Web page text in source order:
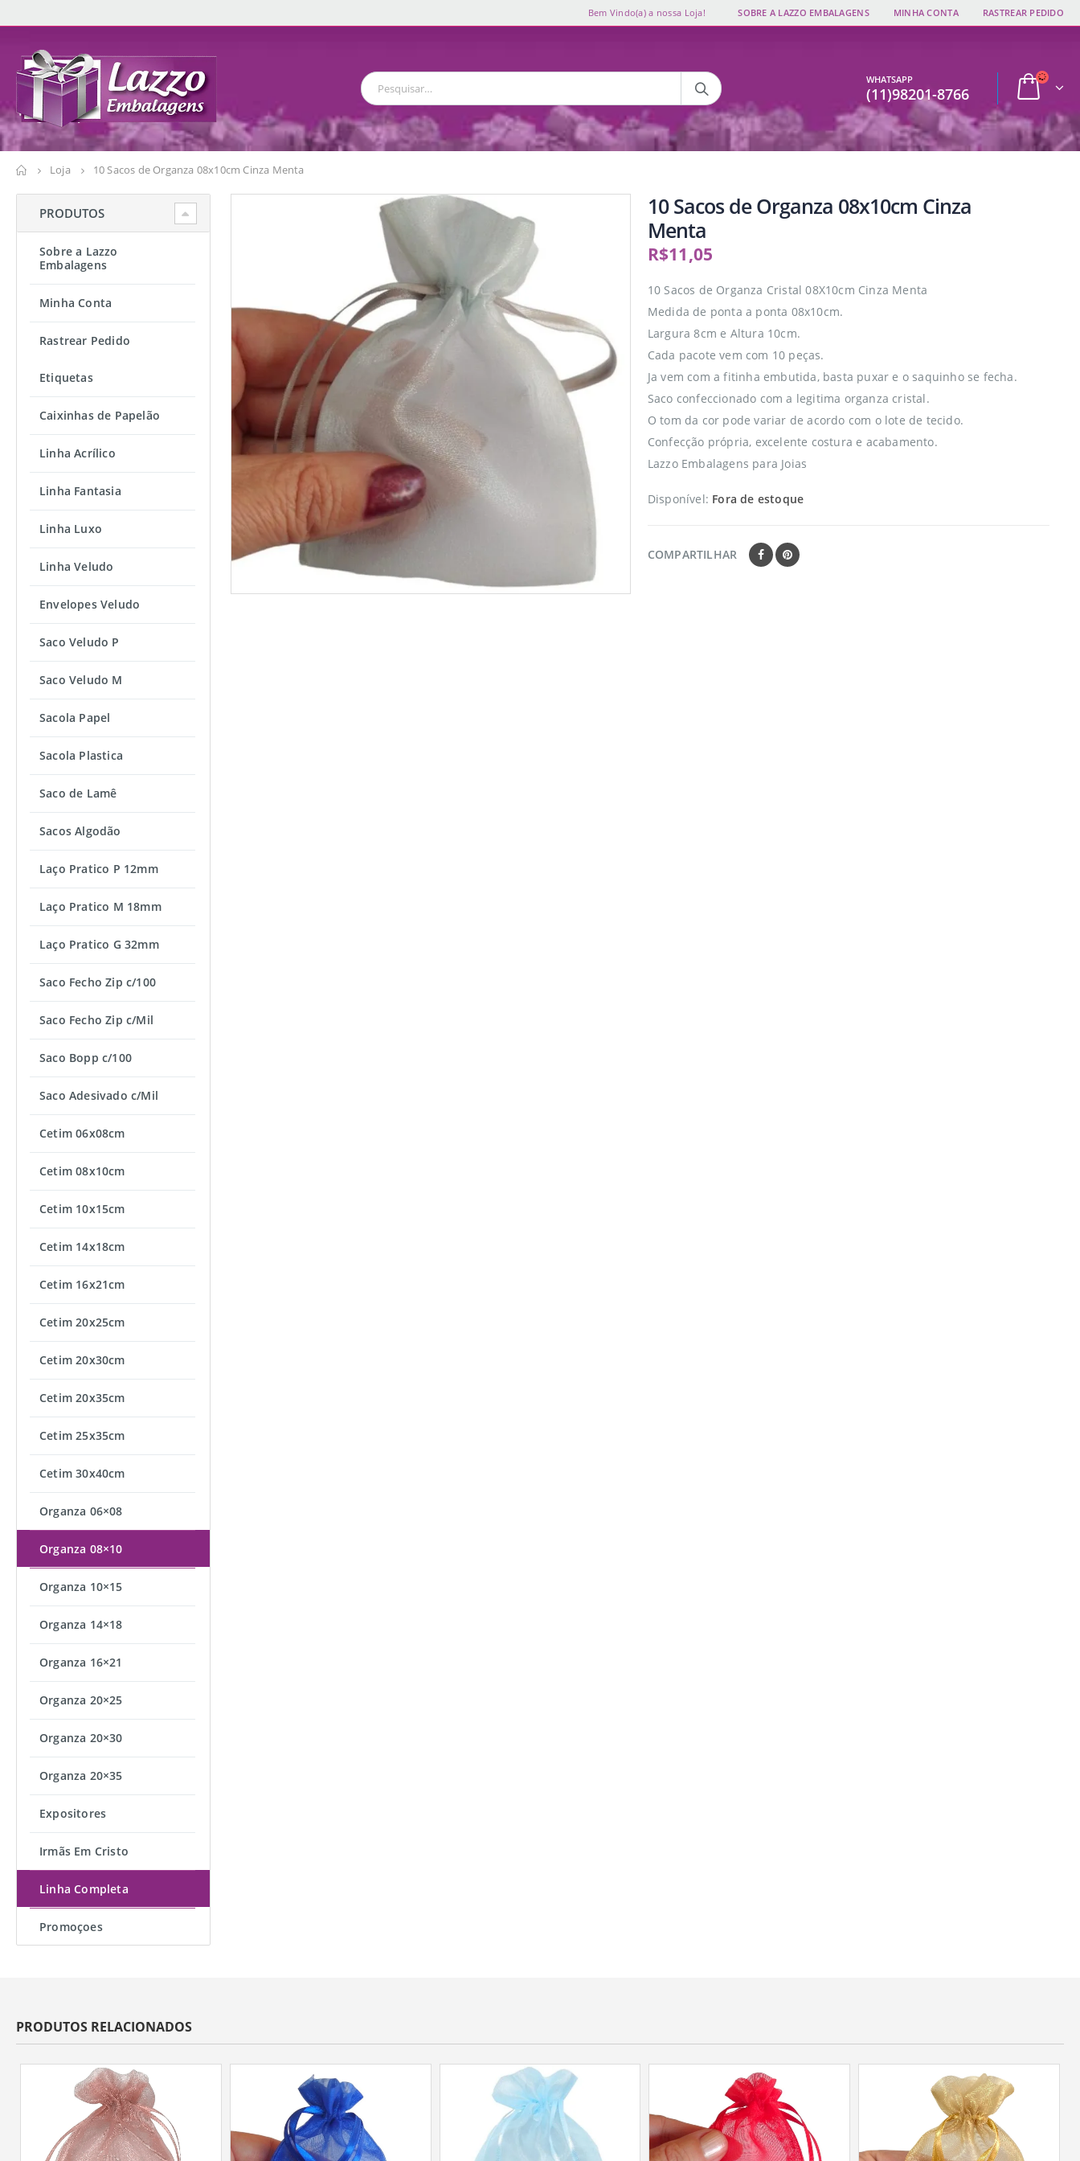
Bem Vindo(a) a nossa Loja! SOBRE A LAZZO EMBALAGENS MINHA CONTA RASTREAR PEDIDO
WHATSAPP
(11)98201-8766
Loja 10 Sacos de Organza 08x10cm Cinza Menta
10 Sacos de Organza 08x10cm Cinza
Menta
R$11,05
10 Sacos de Organza Cristal 08X10cm Cinza Menta
Medida de ponta a ponta 08x10cm.
Largura 8cm e Altura 10cm.
Cada pacote vem com 10 peças.
Ja vem com a fitinha embutida, basta puxar e o saquinho se fecha.
Saco confeccionado com a legitima organza cristal.
O tom da cor pode variar de acordo com o lote de tecido.
Confecção própria, excelente costura e acabamento.
Lazzo Embalagens para Joias
Disponível: Fora de estoque
COMPARTILHAR
PRODUTOS
Sobre a Lazzo
Embalagens
Minha Conta
Rastrear Pedido
Etiquetas
Caixinhas de Papelão
Linha Acrílico
Linha Fantasia
Linha Luxo
Linha Veludo
Envelopes Veludo
Saco Veludo P
Saco Veludo M
Sacola Papel
Sacola Plastica
Saco de Lamê
Sacos Algodão
Laço Pratico P 12mm
Laço Pratico M 18mm
Laço Pratico G 32mm
Saco Fecho Zip c/100
Saco Fecho Zip c/Mil
Saco Bopp c/100
Saco Adesivado c/Mil
Cetim 06x08cm
Cetim 08x10cm
Cetim 10x15cm
Cetim 14x18cm
Cetim 16x21cm
Cetim 20x25cm
Cetim 20x30cm
Cetim 20x35cm
Cetim 25x35cm
Cetim 30x40cm
Organza 06×08
Organza 08×10
Organza 10×15
Organza 14×18
Organza 16×21
Organza 20×25
Organza 20×30
Organza 20×35
Expositores
Irmãs Em Cristo
Linha Completa
Promoçoes
PRODUTOS RELACIONADOS